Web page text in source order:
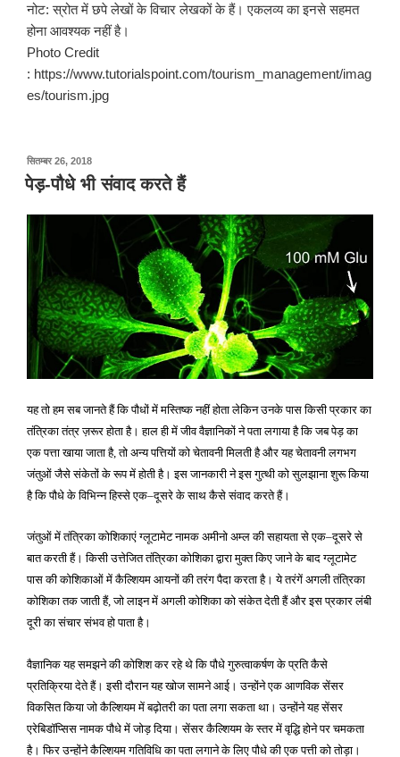
नोट: स्रोत में छपे लेखों के विचार लेखकों के हैं। एकलव्य का इनसे सहमत
होना आवश्यक नहीं है।
Photo Credit
: https://www.tutorialspoint.com/tourism_management/imag
es/tourism.jpg
सितम्बर 26, 2018पर
प्रकाशित
किया
पेड़-पौधे भी संवाद करते हैं
यह तो हम सब जानते हैं कि पौधों में मस्तिष्क नहीं होता लेकिन उनके पास किसी प्रकार का
तंत्रिका तंत्र ज़रूर होता है। हाल ही में जीव वैज्ञानिकों ने पता लगाया है कि जब पेड़ का
एक पत्ता खाया जाता है,तो अन्य पत्तियों को चेतावनी मिलती है और यह चेतावनी लगभग
जंतुओं जैसे संकेतों के रूप में होती है। इस जानकारी ने इस गुत्थी को सुलझाना शुरू किया
है कि पौधे के विभिन्न हिस्से एक–दूसरे के साथ कैसे संवाद करते हैं।
जंतुओं में तंत्रिका कोशिकाएं ग्लूटामेट नामक अमीनो अम्ल की सहायता से एक–दूसरे से
बात करती हैं। किसी उत्तेजित तंत्रिका कोशिका द्वारा मुक्त किए जाने के बाद ग्लूटामेट
पास की कोशिकाओं में कैल्शियम आयनों की तरंग पैदा करता है। ये तरंगें अगली तंत्रिका
कोशिका तक जाती हैं,जो लाइन में अगली कोशिका को संकेत देती हैं और इस प्रकार लंबी
दूरी का संचार संभव हो पाता है।
वैज्ञानिक यह समझने की कोशिश कर रहे थे कि पौधे गुरुत्वाकर्षण के प्रति कैसे
प्रतिक्रिया देते हैं। इसी दौरान यह खोज सामने आई। उन्होंने एक आणविक सेंसर
विकसित किया जो कैल्शियम में बढ़ोतरी का पता लगा सकता था। उन्होंने यह सेंसर
एरेबिडॉप्सिस नामक पौधे में जोड़ दिया। सेंसर कैल्शियम के स्तर में वृद्धि होने पर चमकता
है। फिर उन्होंने कैल्शियम गतिविधि का पता लगाने के लिए पौधे की एक पत्ती को तोड़ा।